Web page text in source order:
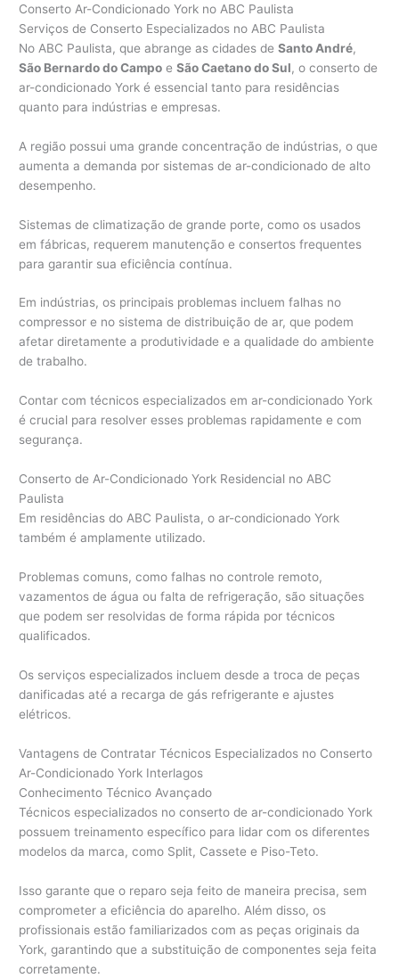
Conserto Ar-Condicionado York no ABC Paulista
Serviços de Conserto Especializados no ABC Paulista
No ABC Paulista, que abrange as cidades deSanto André,
São Bernardo do Campo eSão Caetano do Sul, o conserto de
ar-condicionado York é essencial tanto para residências
quanto para indústrias e empresas.
A região possui uma grande concentração de indústrias, o que
aumenta a demanda por sistemas de ar-condicionado de alto
desempenho.
Sistemas de climatização de grande porte, como os usados
em fábricas, requerem manutenção e consertos frequentes
para garantir sua eficiência contínua.
Em indústrias, os principais problemas incluem falhas no
compressor e no sistema de distribuição de ar, que podem
afetar diretamente a produtividade e a qualidade do ambiente
de trabalho.
Contar com técnicos especializados em ar-condicionado York
é crucial para resolver esses problemas rapidamente e com
segurança.
Conserto de Ar-Condicionado York Residencial no ABC
Paulista
Em residências do ABC Paulista, o ar-condicionado York
também é amplamente utilizado.
Problemas comuns, como falhas no controle remoto,
vazamentos de água ou falta de refrigeração, são situações
que podem ser resolvidas de forma rápida por técnicos
qualificados.
Os serviços especializados incluem desde a troca de peças
danificadas até a recarga de gás refrigerante e ajustes
elétricos.
Vantagens de Contratar Técnicos Especializados no Conserto
Ar-Condicionado York Interlagos
Conhecimento Técnico Avançado
Técnicos especializados no conserto de ar-condicionado York
possuem treinamento específico para lidar com os diferentes
modelos da marca, como Split, Cassete e Piso-Teto.
Isso garante que o reparo seja feito de maneira precisa, sem
comprometer a eficiência do aparelho. Além disso, os
profissionais estão familiarizados com as peças originais da
York, garantindo que a substituição de componentes seja feita
corretamente.